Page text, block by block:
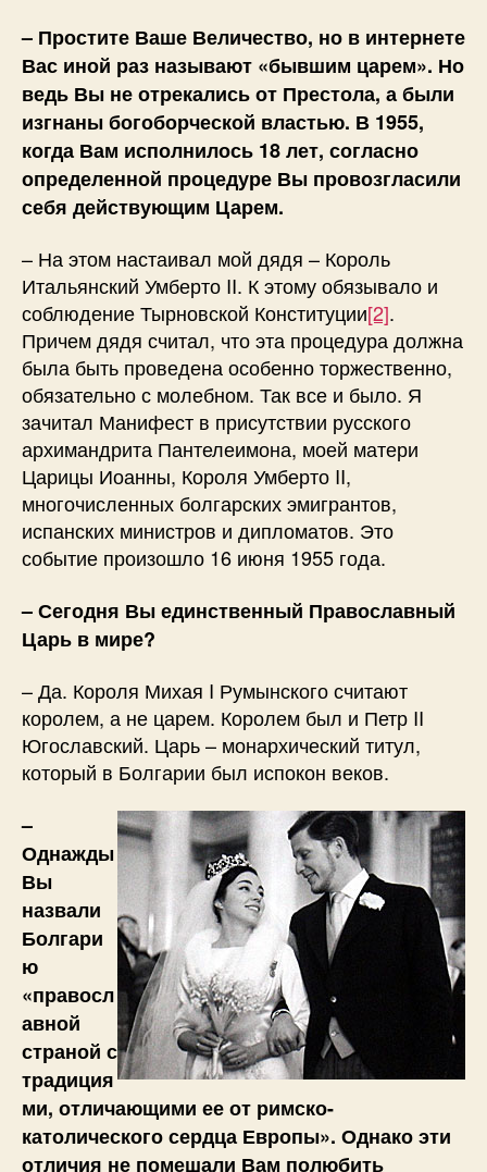
– Простите Ваше Величество, но в интернете
Вас иной раз называют «бывшим царем». Но
ведь Вы не отрекались от Престола, а были
изгнаны богоборческой властью. В 1955,
когда Вам исполнилось 18 лет, согласно
определенной процедуре Вы провозгласили
себя действующим Царем.
– На этом настаивал мой дядя – Король
Итальянский Умберто II. К этому обязывало и
соблюдение Тырновской Конституции[2].
Причем дядя считал, что эта процедура должна
была быть проведена особенно торжественно,
обязательно с молебном. Так все и было. Я
зачитал Манифест в присутствии русского
архимандрита Пантелеимона, моей матери
Царицы Иоанны, Короля Умберто II,
многочисленных болгарских эмигрантов,
испанских министров и дипломатов. Это
событие произошло 16 июня 1955 года.
– Сегодня Вы единственный Православный
Царь в мире?
– Да. Короля Михая I Румынского считают
королем, а не царем. Королем был и Петр II
Югославский. Царь – монархический титул,
который в Болгарии был испокон веков.
–
Однажды
Вы
назвали
Болгари
ю
«правосл
авной
страной с
традиция
ми, отличающими ее от римско-
католического сердца Европы». Однако эти
отличия не помешали Вам полюбить